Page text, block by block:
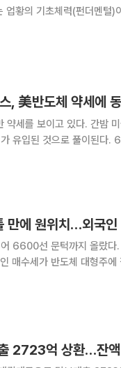
황의 기초체력(펀더멘털)
랠리가 나타날 것이라는 전
약세를 보이고 있다. 간밤
이된다. 6일 오전 9시 23분 현재 삼성전
만에 원위치…외국인
6600선 문턱까지 올랐다
매수세가 반도체 대형주에
래일 대비 239.31포인트(
2723억 상환…잔